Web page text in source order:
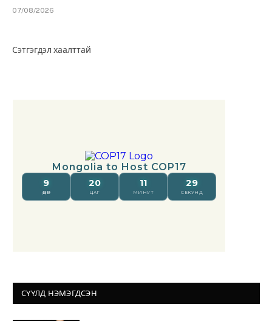
07/08/2026
Сэтгэгдэл хаалттай
СҮҮЛД НЭМЭГДСЭН